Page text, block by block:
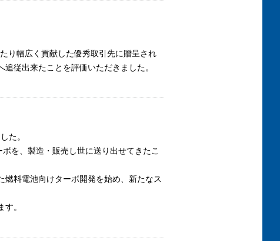
り幅広く貢献した優秀取引先に贈呈され
従出来たことを評価いただきました。
た。
を、製造・販売し世に送り出せてきたこ
料電池向けターボ開発を始め、新たなス
。